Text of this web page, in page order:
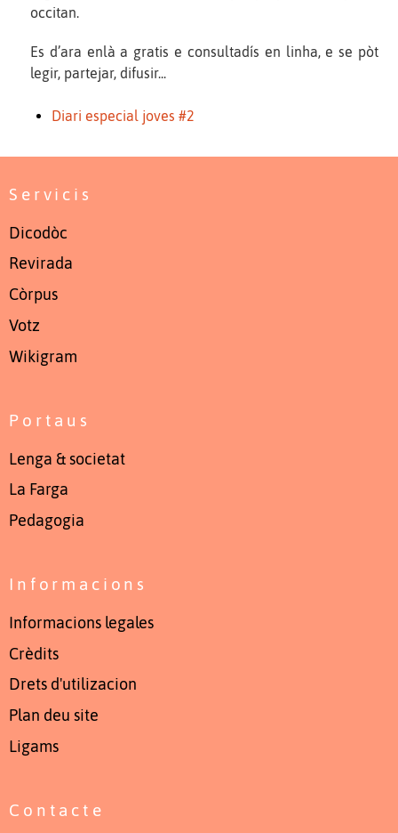
occitan.
Es d’ara enlà a gratis e consultadís en linha, e se pòt
legir, partejar, difusir...
Diari especial joves #2
Servicis
Dicodòc
Revirada
Còrpus
Votz
Wikigram
Portaus
Lenga & societat
La Farga
Pedagogia
Informacions
Informacions legales
Crèdits
Drets d'utilizacion
Plan deu site
Ligams
Contacte